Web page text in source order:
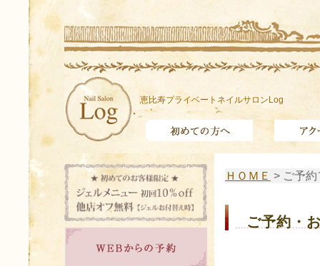
恵比寿プライベートネイルサロンLog
ＨＯＭＥ > ご予
ご予約・